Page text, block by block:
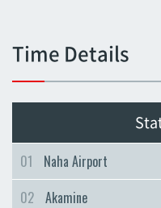
Time Details
01
Naha Airport
02 Akamine